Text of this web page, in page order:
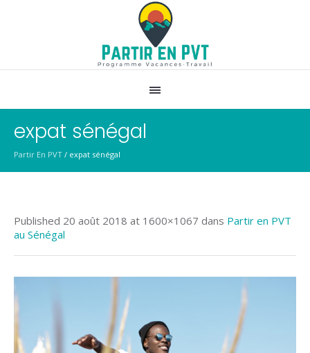
expat sénégal
Partir En PVT / expat sénégal
Published 20 août 2018 at 1600×1067 dans Partir en PVT
au Sénégal